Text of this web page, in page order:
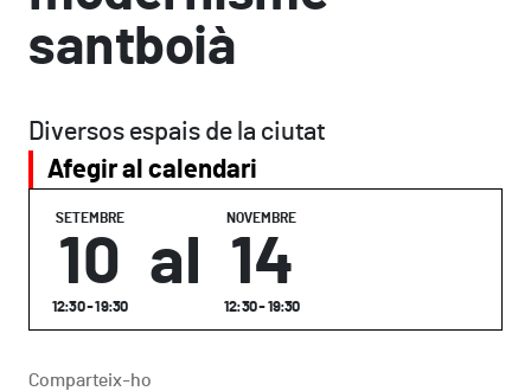
santboià
SETEMBRE
10
12:30 - 19:30
al
NOVEMBRE
14
12:30 - 19:30
Diversos espais de la ciutat
Afegir al calendari
Comparteix-ho